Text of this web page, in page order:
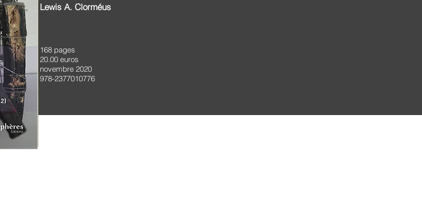
168 pages
20.00 euros
978-2377010776
novembre 2020
Lewis A. Clorméus